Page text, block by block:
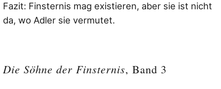
Fazit: Finsternis mag existieren, aber sie ist nicht
da, wo Adler sie vermutet.
Die Söhne der Finsternis, Band 3